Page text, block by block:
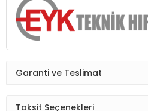
Garanti ve Teslimat
Taksit Seçenekleri